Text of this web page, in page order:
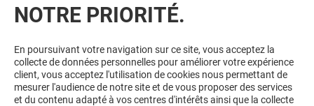
VOIR LE DETAIL
NOTRE PRIORITÉ.
En poursuivant votre navigation sur ce site, vous acceptez la
collecte de données personnelles pour améliorer votre expérience
client, vous acceptez l'utilisation de cookies nous permettant de
mesurer l'audience de notre site et de vous proposer des services
et du contenu adapté à vos centres d'intérêts ainsi que la collecte